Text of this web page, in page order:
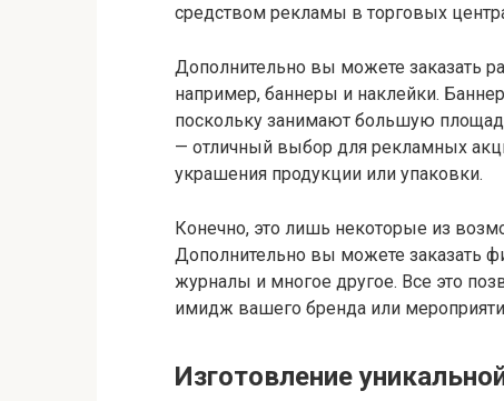
средством рекламы в торговых
Дополнительно вы можете заказать
например, баннеры и наклейки.
поскольку занимают большую
— отличный выбор для рекламных
украшения продукции или упаковки.
Конечно, это лишь некоторые из
Дополнительно вы можете заказать
журналы и многое другое. Все это
имидж вашего бренда или
Изготовление